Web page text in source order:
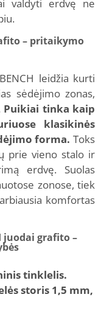
valdyti erdvę ne
– pritaikymo
leidžia kurti
sėdėjimo zonas,
Puikiai tinka kaip
klasikinės
forma. Toks
prie vieno stalo ir
erdvę. Suolas
zonose, tiek
komfortas
juodai grafito –
tinklelis.
storis 1,5 mm,